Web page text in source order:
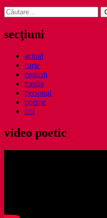
Caută
după:
secţiuni
actual
carte
english
media
personal
poeme
util
video poetic